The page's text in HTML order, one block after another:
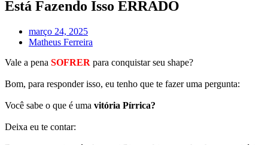
Está Fazendo Isso ERRADO
março 24, 2025
Matheus Ferreira
Vale a pena SOFRER para conquistar seu shape?
Bom, para responder isso, eu tenho que te fazer uma pergunta:
Você sabe o que é uma vitória Pírrica?
Deixa eu te contar: